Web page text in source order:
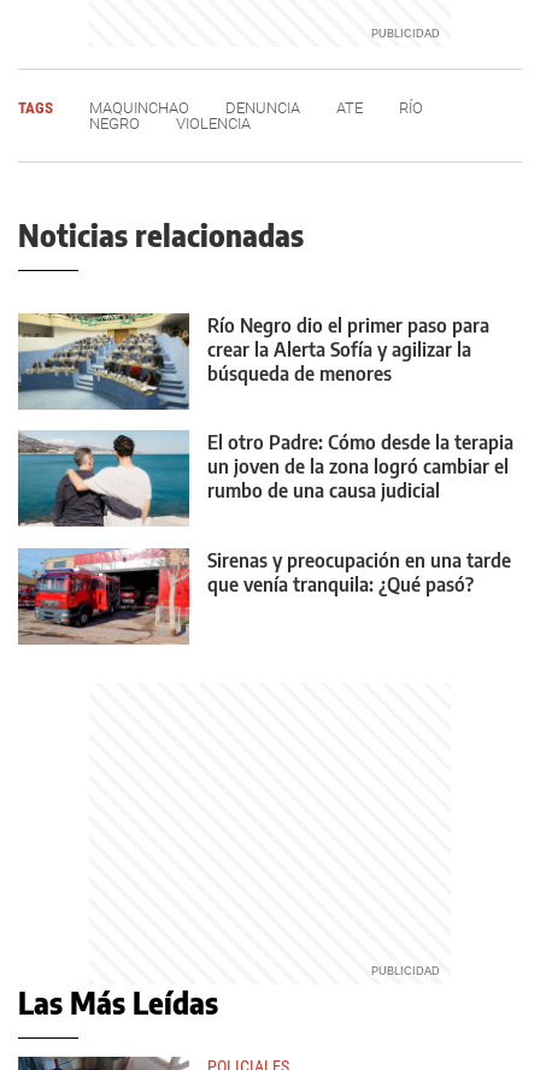
TAGS MAQUINCHAO DENUNCIA ATE
RÍO
NEGRO
VIOLENCIA
Noticias relacionadas
Río Negro dio el primer paso para
crear la Alerta Sofía y agilizar la
búsqueda de menores
El otro Padre: Cómo desde la terapia
un joven de la zona logró cambiar el
rumbo de una causa judicial
Sirenas y preocupación en una tarde
que venía tranquila: ¿Qué pasó?
Las Más Leídas